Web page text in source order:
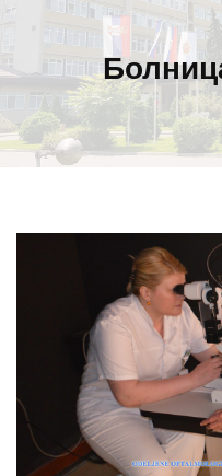
Прегледај галерију